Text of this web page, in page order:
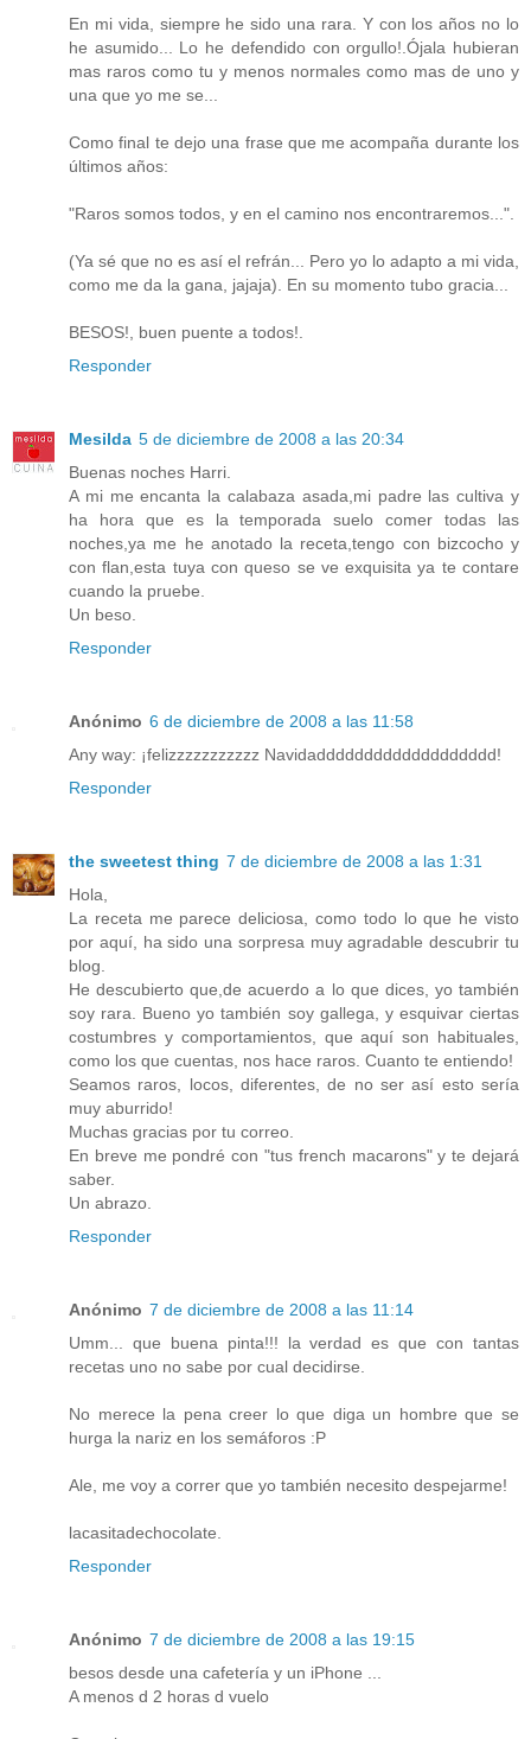
En mi vida, siempre he sido una rara. Y con los años no lo
he asumido... Lo he defendido con orgullo!.Ójala hubieran
mas raros como tu y menos normales como mas de uno y
una que yo me se...
Como final te dejo una frase que me acompaña durante los
últimos años:
"Raros somos todos, y en el camino nos encontraremos...".
(Ya sé que no es así el refrán... Pero yo lo adapto a mi vida,
como me da la gana, jajaja). En su momento tubo gracia...
BESOS!, buen puente a todos!.
Responder
Mesilda 5 de diciembre de 2008 a las 20:34
Buenas noches Harri.
A mi me encanta la calabaza asada,mi padre las cultiva y
ha hora que es la temporada suelo comer todas las
noches,ya me he anotado la receta,tengo con bizcocho y
con flan,esta tuya con queso se ve exquisita ya te contare
cuando la pruebe.
Un beso.
Responder
Anónimo 6 de diciembre de 2008 a las 11:58
Any way: ¡felizzzzzzzzzzz Navidaddddddddddddddddddd!
Responder
the sweetest thing 7 de diciembre de 2008 a las 1:31
Hola,
La receta me parece deliciosa, como todo lo que he visto
por aquí, ha sido una sorpresa muy agradable descubrir tu
blog.
He descubierto que,de acuerdo a lo que dices, yo también
soy rara. Bueno yo también soy gallega, y esquivar ciertas
costumbres y comportamientos, que aquí son habituales,
como los que cuentas, nos hace raros. Cuanto te entiendo!
Seamos raros, locos, diferentes, de no ser así esto sería
muy aburrido!
Muchas gracias por tu correo.
En breve me pondré con "tus french macarons" y te dejará
saber.
Un abrazo.
Responder
Anónimo 7 de diciembre de 2008 a las 11:14
Umm... que buena pinta!!! la verdad es que con tantas
recetas uno no sabe por cual decidirse.
No merece la pena creer lo que diga un hombre que se
hurga la nariz en los semáforos :P
Ale, me voy a correr que yo también necesito despejarme!
lacasitadechocolate.
Responder
Anónimo 7 de diciembre de 2008 a las 19:15
besos desde una cafetería y un iPhone ...
A menos d 2 horas d vuelo